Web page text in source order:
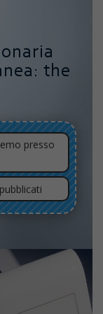
the
presso